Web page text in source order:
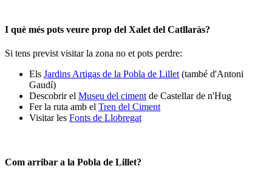
I què més pots veure prop del Xalet del Catllaràs?
Si tens previst visitar la zona no et pots perdre:
Els Jardins Artigas de la Pobla de Lillet (també d'Antoni
Gaudí)
Descobrir el Museu del ciment de Castellar de n'Hug
Fer la ruta amb el Tren del Ciment
Visitar les Fonts de Llobregat
Com arribar a la Pobla de Lillet?